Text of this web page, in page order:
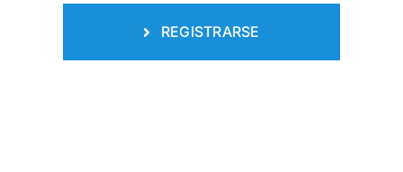
REGISTRARSE